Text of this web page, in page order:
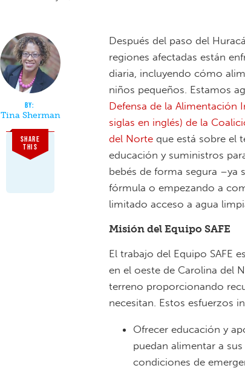
Tina Sherman
SHARE
THIS
Después del paso del
regiones afectadas están
diaria, incluyendo cómo
niños pequeños. Estamos
Defensa de la Alimentación
siglas en inglés) de la
del Norte que está sobre el
educación y suministros
bebés de forma segura –ya
fórmula o empezando a
limitado acceso a agua
Misión del Equipo SAFE
El trabajo del Equipo SAFE
en el oeste de Carolina del
terreno proporcionando
necesitan. Estos esfuerzos
Ofrecer educación y
puedan alimentar a
condiciones de